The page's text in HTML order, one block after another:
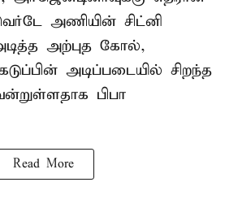
அணியின் சிட்னி
அற்புத கோல்,
அடிப்படையில் சிறந்த
பிபா
Read More